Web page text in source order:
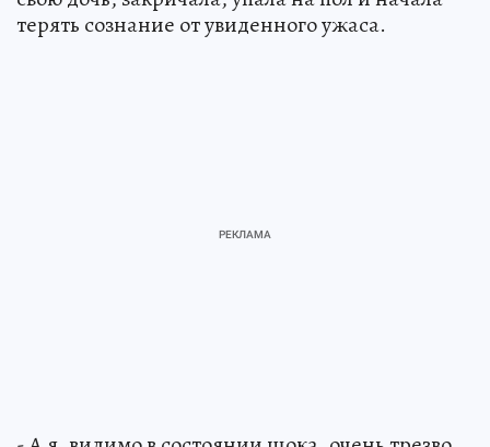
терять сознание от увиденного ужаса.